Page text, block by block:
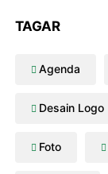
TAGAR
Agenda
Desain Logo
Foto